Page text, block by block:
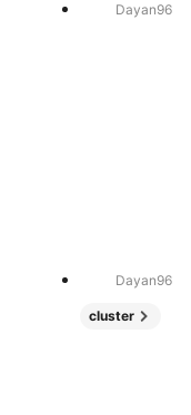
Dayan96
Dayan96
cluster